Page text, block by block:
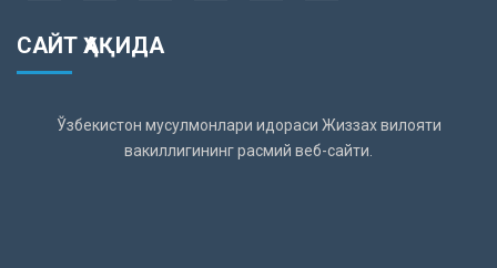
САЙТ ҲАҚИДА
Ўзбекистон мусулмонлари идораси Жиззах вилояти
вакиллигининг расмий веб-сайти.